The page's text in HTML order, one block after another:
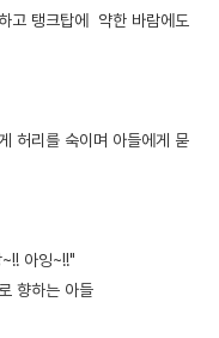
고 탱크탑에 약한 바람에도
허리를 숙이며 아들에게 묻
아잉~!!"
향하는 아들